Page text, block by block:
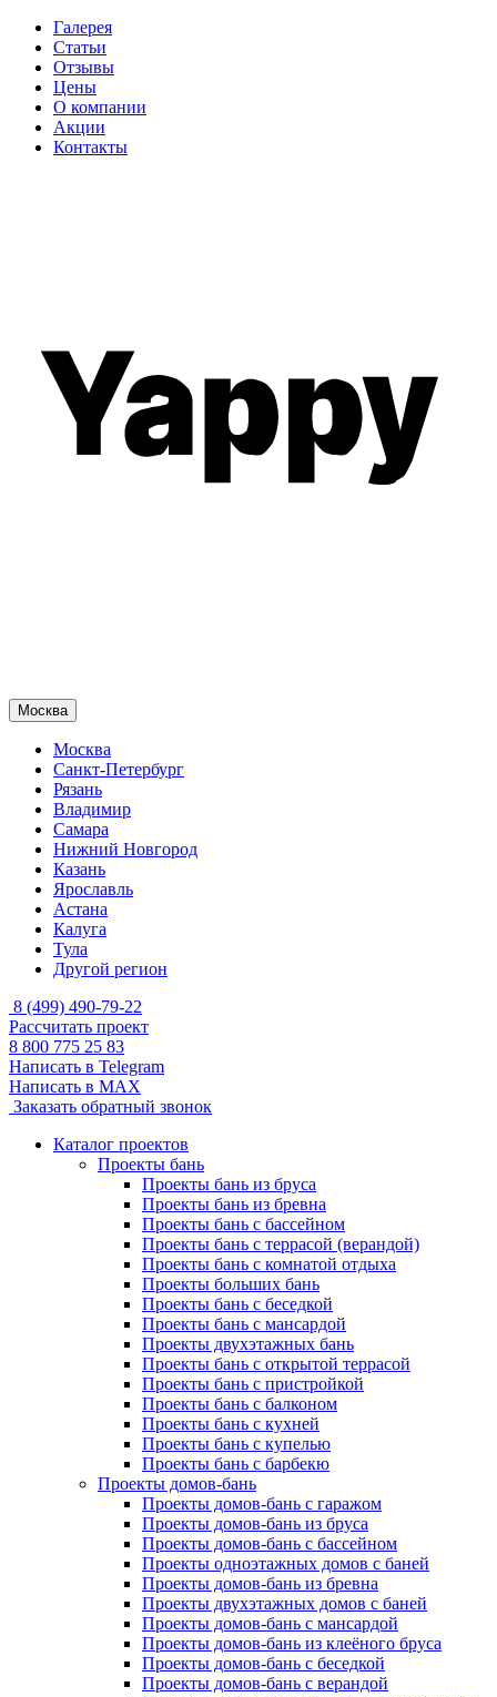
Галерея
Статьи
Отзывы
Цены
О компании
Акции
Контакты
Москва
Москва
Санкт-Петербург
Рязань
Владимир
Самара
Нижний Новгород
Казань
Ярославль
Астана
Калуга
Тула
Другой регион
8 (499) 490-79-22
Рассчитать проект
8 800 775 25 83
Написать в Telegram
Написать в MAX
Заказать обратный звонок
Каталог проектов
Проекты бань
Проекты бань из бруса
Проекты бань из бревна
Проекты бань с бассейном
Проекты бань с террасой (верандой)
Проекты бань с комнатой отдыха
Проекты больших бань
Проекты бань с беседкой
Проекты бань с мансардой
Проекты двухэтажных бань
Проекты бань с открытой террасой
Проекты бань с пристройкой
Проекты бань с балконом
Проекты бань с кухней
Проекты бань с купелью
Проекты бань с барбекю
Проекты домов-бань
Проекты домов-бань с гаражом
Проекты домов-бань из бруса
Проекты домов-бань с бассейном
Проекты одноэтажных домов с баней
Проекты домов-бань из бревна
Проекты двухэтажных домов с баней
Проекты домов-бань с мансардой
Проекты домов-бань из клеёного бруса
Проекты домов-бань с беседкой
Проекты домов-бань с верандой